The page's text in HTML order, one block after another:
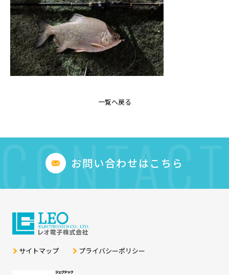
一覧へ戻る
お問い合わせはこちら
CONTACT
サイトマップ プライバシーポリシー